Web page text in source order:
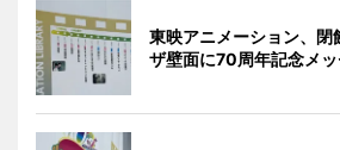
東映アニメーション、閉
ザ壁面に70周年記念メ